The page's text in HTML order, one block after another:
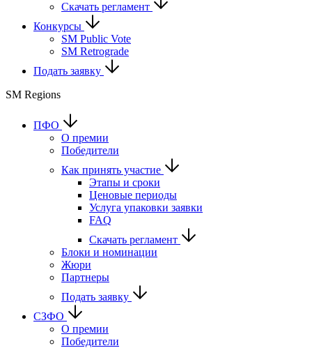
Скачать регламент
Конкурсы
SM Public Vote
SM Retrograde
Подать заявку
SM Regions
ПФО
О премии
Победители
Как принять участие
Этапы и сроки
Ценовые периоды
Услуга упаковки заявки
FAQ
Скачать регламент
Блоки и номинации
Жюри
Партнеры
Подать заявку
СЗФО
О премии
Победители